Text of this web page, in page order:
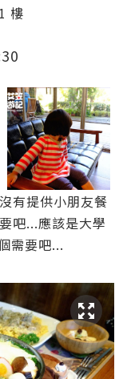
樓
有提供小朋友餐
吧...應該是大學
需要吧...